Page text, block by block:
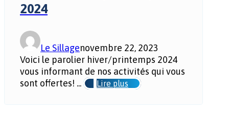
2024
Le Sillagenovembre 22, 2023
Voici le parolier hiver/printemps 2024
vous informant de nos activités qui vous
sont offertes! ...
Lire plus